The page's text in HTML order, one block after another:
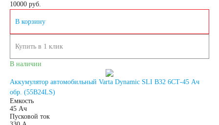
автомобилей
10000 руб.
В корзину
Купить в 1 клик
В наличии
Аккумулятор автомобильный Varta Dynamic SLI B32 6СТ-45 Ач
обр. (55B24LS)
Емкость
45 Ач
Пусковой ток